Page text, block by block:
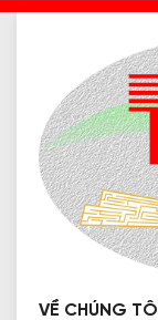
VỀ CHÚNG TÔI